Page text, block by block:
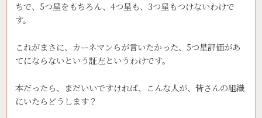
ちで、5つ星をもちろん、4つ星も、3つ星もつけないわけで
す。
これがまさに、カーネマンらが言いたかった、5つ星評価があ
てにならないという証左というわけです。
本だったら、まだいいですければ、こんな人が、皆さんの組織
にいたらどうします？